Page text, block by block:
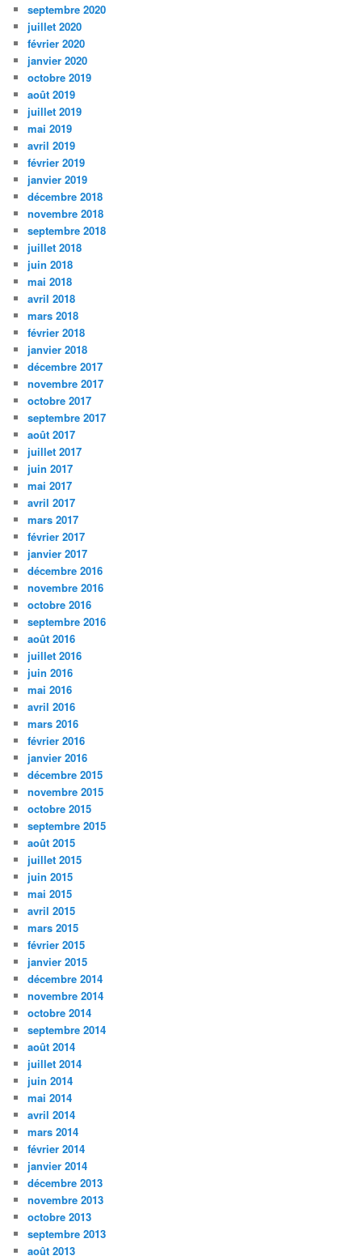
septembre 2020
juillet 2020
février 2020
janvier 2020
octobre 2019
août 2019
juillet 2019
mai 2019
avril 2019
février 2019
janvier 2019
décembre 2018
novembre 2018
septembre 2018
juillet 2018
juin 2018
mai 2018
avril 2018
mars 2018
février 2018
janvier 2018
décembre 2017
novembre 2017
octobre 2017
septembre 2017
août 2017
juillet 2017
juin 2017
mai 2017
avril 2017
mars 2017
février 2017
janvier 2017
décembre 2016
novembre 2016
octobre 2016
septembre 2016
août 2016
juillet 2016
juin 2016
mai 2016
avril 2016
mars 2016
février 2016
janvier 2016
décembre 2015
novembre 2015
octobre 2015
septembre 2015
août 2015
juillet 2015
juin 2015
mai 2015
avril 2015
mars 2015
février 2015
janvier 2015
décembre 2014
novembre 2014
octobre 2014
septembre 2014
août 2014
juillet 2014
juin 2014
mai 2014
avril 2014
mars 2014
février 2014
janvier 2014
décembre 2013
novembre 2013
octobre 2013
septembre 2013
août 2013